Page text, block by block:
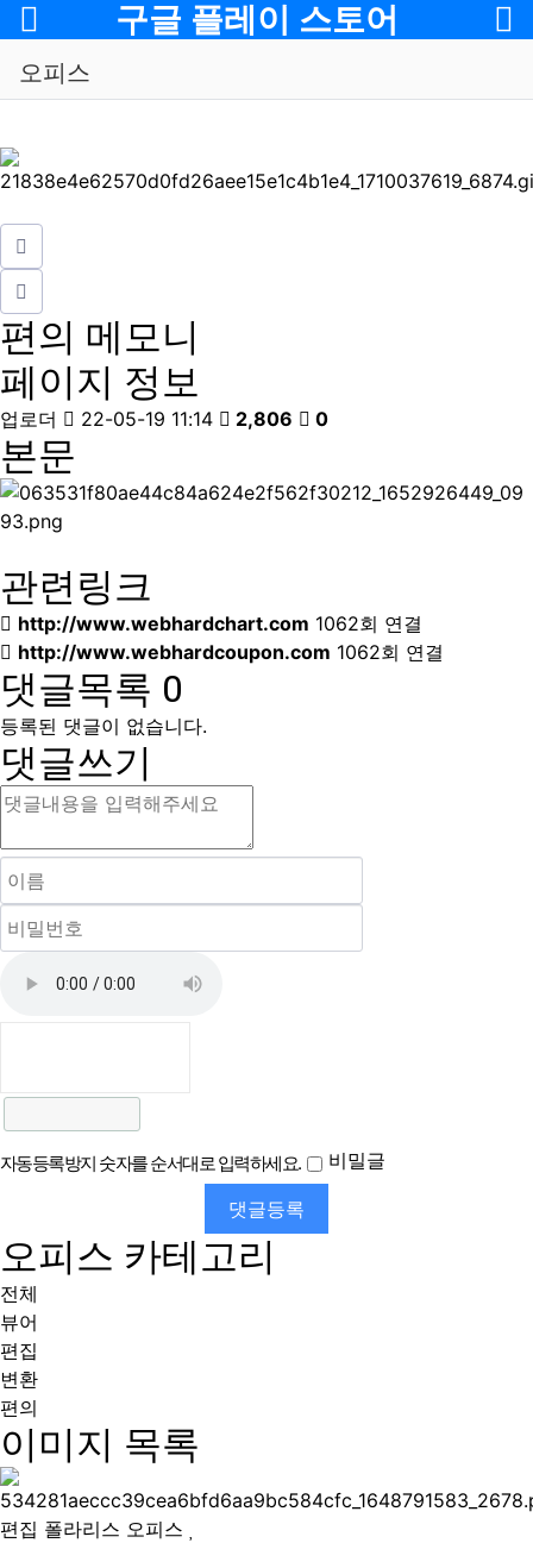
구글 플레이 스토어
오피스
편의 메모니
페이지 정보
업로더 22-05-19 11:14 2,806 0
본문
관련링크
http://www.webhardchart.com 1062회 연결
http://www.webhardcoupon.com 1062회 연결
댓글목록 0
등록된 댓글이 없습니다.
댓글쓰기
자동등록방지 숫자를 순서대로 입력하세요. 비밀글
댓글등록
오피스 카테고리
전체
뷰어
편집
변환
편의
이미지 목록
편집 폴라리스 오피스